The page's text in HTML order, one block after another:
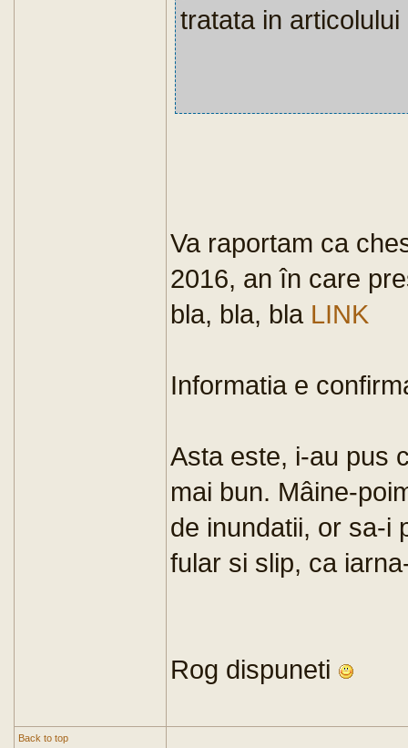
tratata in
Va raportam ca
2016, an în care
bla, bla, bla LINK
Informatia e
Asta este, i-au pus
mai bun. Mâine-
de inundatii, or sa-i
fular si slip, ca
Rog dispuneti
Back to top